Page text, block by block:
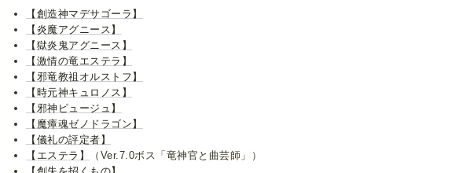
【創造神マデサゴーラ】
【炎魔アグニース】
【獄炎鬼アグニース】
【激情の竜エステラ】
【邪竜教祖オルストフ】
【時元神キュロノス】
【邪神ピュージュ】
【魔瘴魂ゼノドラゴン】
【儀礼の評定者】
【エステラ】
（Ver.7.0ボス「竜神官と曲芸師」）